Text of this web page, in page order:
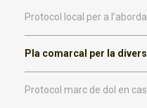
Protocol local per a
Pla comarcal per la
Protocol marc de dol en